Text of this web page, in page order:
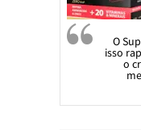
O
isso
o